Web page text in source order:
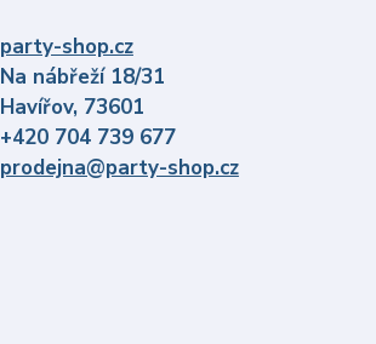
party-shop.cz
Na nábřeží 18/31
Havířov, 73601
+420 704 739 677
prodejna@party-shop.cz